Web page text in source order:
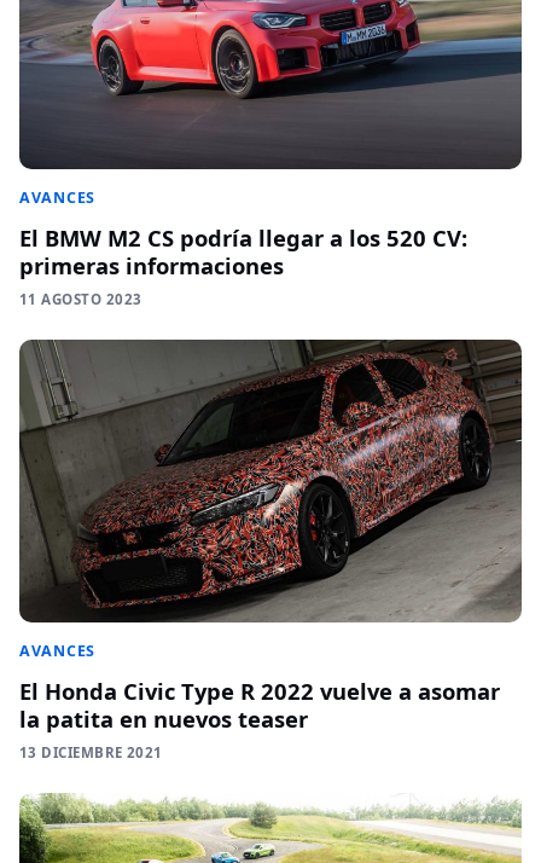
AVANCES
El BMW M2 CS podría llegar a los 520 CV:
primeras informaciones
11 AGOSTO 2023
AVANCES
El Honda Civic Type R 2022 vuelve a asomar
la patita en nuevos teaser
13 DICIEMBRE 2021